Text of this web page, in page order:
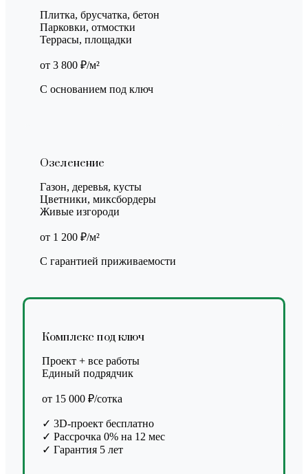
Плитка, брусчатка, бетон
Парковки, отмостки
Террасы, площадки
от 3 800 ₽/м²
С основанием под ключ
Озеленение
Газон, деревья, кусты
Цветники, миксбордеры
Живые изгороди
от 1 200 ₽/м²
С гарантией приживаемости
Комплекс под ключ
Проект + все работы
Единый подрядчик
от 15 000 ₽/сотка
✓ 3D-проект бесплатно
✓ Рассрочка 0% на 12 мес
✓ Гарантия 5 лет